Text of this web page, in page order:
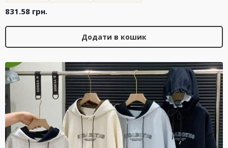
831.58 грн.
Додати в кошик